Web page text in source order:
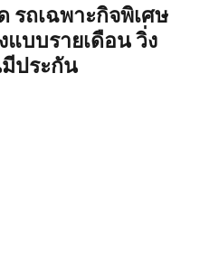
รถเฉพาะกิจพิเศษ
บบรายเดือน วิ่ง
ประกัน